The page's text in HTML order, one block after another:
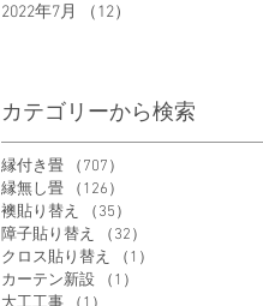
2022年7月
（12）
カテゴリーから検索
縁付き畳 （707）
縁無し畳
（126）
襖貼り替え
（35）
障子貼り替え
（32）
クロス貼り替え
（1）
カーテン新設
（1）